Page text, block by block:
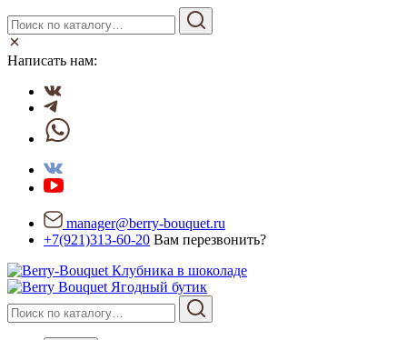
Написать нам:
manager@berry-bouquet.ru
+7(921)313-60-20 Вам перезвонить?
Ягодный бутик